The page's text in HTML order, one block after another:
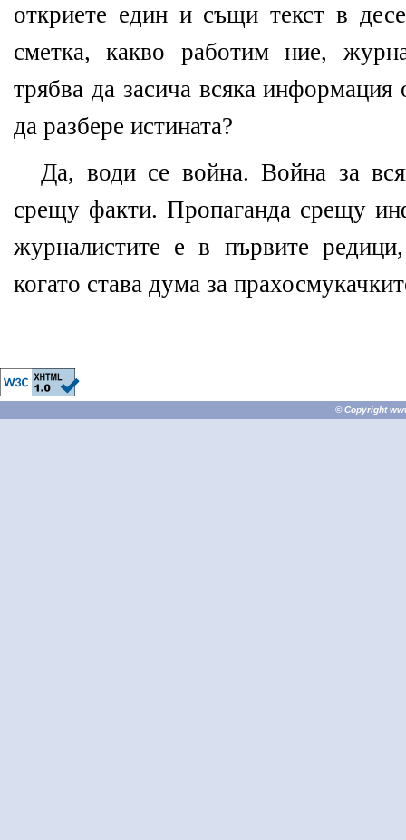
откриете един и същи текст в
сметка, какво работим ние,
трябва да засича всяка информация
да разбере истината?
Да, води се война. Война за
срещу факти. Пропаганда срещу
журналистите е в първите
когато става дума за
© Copyright